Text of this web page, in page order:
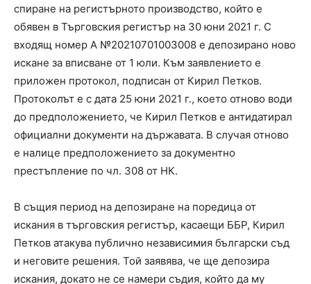
спиране на регистърното производство, който е
обявен в Търговския регистър на 30 юни 2021 г. С
входящ номер А №20210701003008 е депозирано ново
искане за вписване от 1 юли. Към заявлението е
приложен протокол, подписан от Кирил Петков.
Протоколът е с дата 25 юни 2021 г., което отново води
до предположението, че Кирил Петков е антидатирал
официални документи на държавата. В случая отново
е налице предположението за документно
престъпление по чл. 308 от НК.
В същия период на депозиране на поредица от
искания в търговския регистър, касаещи ББР, Кирил
Петков атакува публично независимия български съд
и неговите решения. Той заявява, че ще депозира
искания, докато не се намери съдия, който да му